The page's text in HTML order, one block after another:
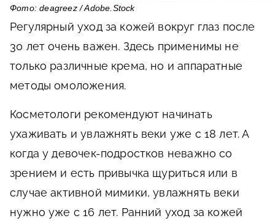
Фото: deagreez / Adobe.Stock
Регулярный уход за кожей вокруг глаз после
30 лет очень важен. Здесь применимы не
только различные крема, но и аппаратные
методы омоложения.
Косметологи рекомендуют начинать
ухаживать и увлажнять веки уже с 18 лет. А
когда у девочек-подростков неважно со
зрением и есть привычка щуриться или в
случае активной мимики, увлажнять веки
нужно уже с 16 лет. Ранний уход за кожей